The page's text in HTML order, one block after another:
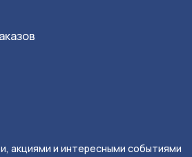
акциями и интересными событиями